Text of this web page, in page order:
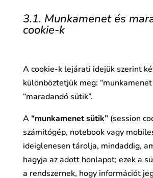
3.1. Munkamenet és
cookie-k
A cookie-k lejárati idejük szerint
különböztetjük meg:
“maradandó sütik”.
A“munkamenet sütik”(session
számítógép, notebook vagy
ideiglenesen tárolja, mindaddig,
hagyja az adott honlapot; ezek a
a rendszernek, hogy információt